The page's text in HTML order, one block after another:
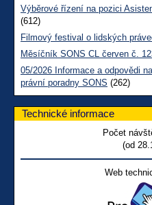
Výběrové řízení na pozici
(612)
Filmový festival o lidských
Měsíčník SONS CL červen č.
05/2026 Informace a odpovědi
právní poradny SONS (262)
Technické informace
Počet
(od
Web